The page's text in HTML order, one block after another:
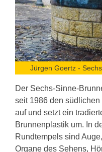
Jürgen Goertz -
Der Sechs-Sinne-
seit 1986 den
auf und setzt ein
Brunnenplastik um. In
Rundtempels sind
Organe des Sehens,